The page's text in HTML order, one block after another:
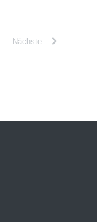
Nächste